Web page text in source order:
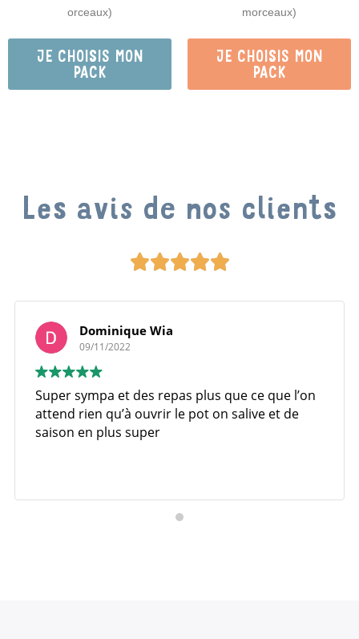
orceaux)
JE CHOISIS MON
PACK
morceaux)
JE CHOISIS MON
PACK
Les avis de nos clients

Dominique Wia
09/11/2022
Super sympa et des repas plus que ce que l’on
attend rien qu’à ouvrir le pot on salive et de
saison en plus super